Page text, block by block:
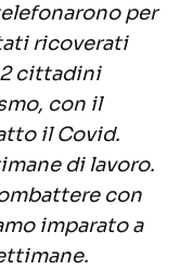
per
ricoverati
2 cittadini
con il
il Covid.
di lavoro.
con
imparato a